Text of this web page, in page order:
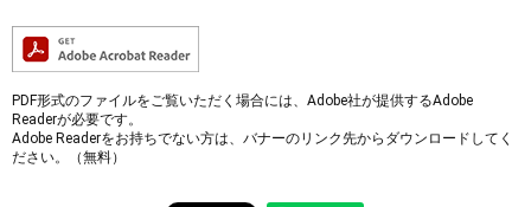
PDF形式のファイルをご覧いただく場合には、Adobe社が提供するAdobe
Readerが必要です。
Adobe Readerをお持ちでない方は、バナーのリンク先からダウンロードしてく
ださい。（無料）